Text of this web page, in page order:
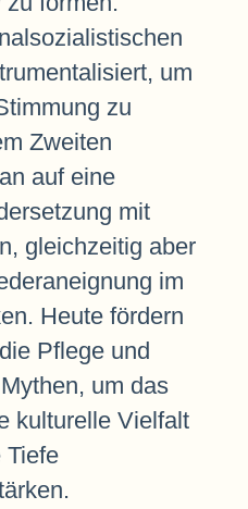
um
zu
Zweiten
auf eine
mit
gleichzeitig aber
im
Heute fördern
Pflege und
um das
kulturelle Vielfalt
Tiefe